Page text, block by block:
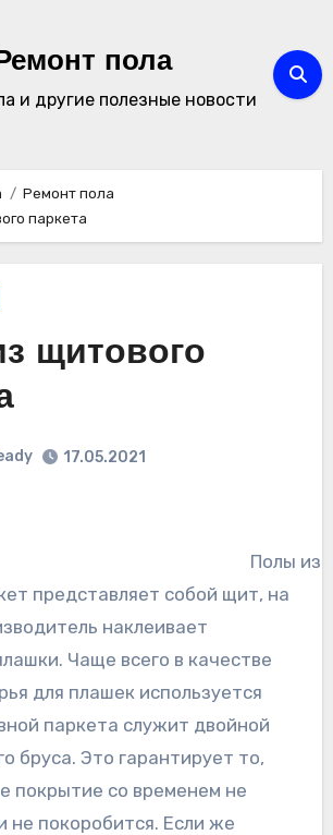
пола
и другие полезные новости
Ремонт пола
паркета
щитового
17.05.2021
представляет собой щит, на
наклеивает
Чаще всего в качестве
для плашек используется
паркета служит двойной
бруса. Это гарантирует то,
покрытие со временем не
не покоробится. Если же